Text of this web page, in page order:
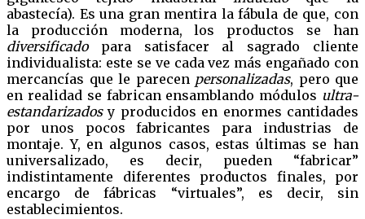
abastecía). Es una gran mentira la fábula de que, con
la producción moderna, los productos se han
diversificadopara satisfacer al sagrado cliente
individualista: este se ve cada vez más engañado con
mercancías que le parecen personalizadas, pero que
en realidad se fabrican ensamblando módulos ultra-
estandarizadosy producidos en enormes cantidades
por unos pocos fabricantes para industrias de
montaje. Y, en algunos casos, estas últimas se han
universalizado, es decir, pueden “fabricar”
indistintamente diferentes productos finales, por
encargo de fábricas “virtuales”, es decir, sin
establecimientos.